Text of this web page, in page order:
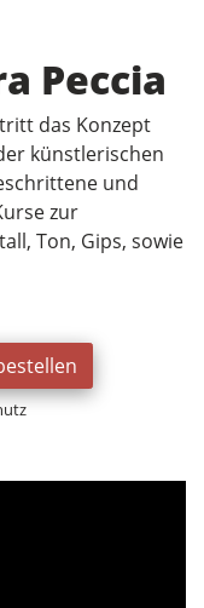
Peccia
das Konzept
künstlerischen
und
zur
Ton, Gips, sowie